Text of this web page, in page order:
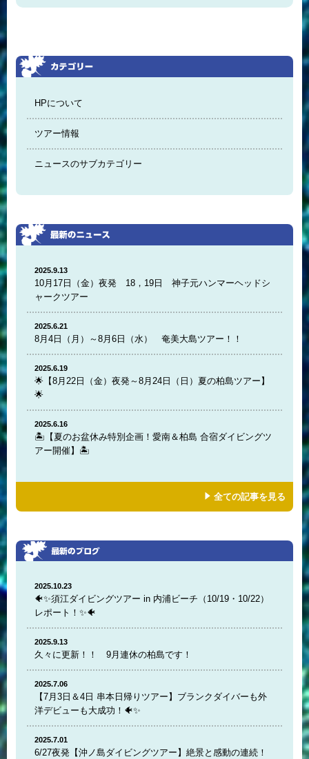
HPについて
ツアー情報
ニュースのサブカテゴリー
2025.9.13
10月17日（金）夜発 18，19日 神子元ハンマーヘッドシ
ャークツアー
2025.6.21
8月4日（月）～8月6日（水） 奄美大島ツアー！！
2025.6.19
🌟【8月22日（金）夜発～8月24日（日）夏の柏島ツアー】
🌟
2025.6.16
🏝️【夏のお盆休み特別企画！愛南＆柏島 合宿ダイビングツ
アー開催】🏝️
全ての記事を見る
2025.10.23
🐠✨須江ダイビングツアー in 内浦ビーチ（10/19・10/22）
レポート！✨🐠
2025.9.13
久々に更新！！ 9月連休の柏島です！
2025.7.06
【7月3日＆4日 串本日帰りツアー】ブランクダイバーも外
洋デビューも大成功！🐠✨
2025.7.01
6/27夜発【沖ノ島ダイビングツアー】絶景と感動の連続！